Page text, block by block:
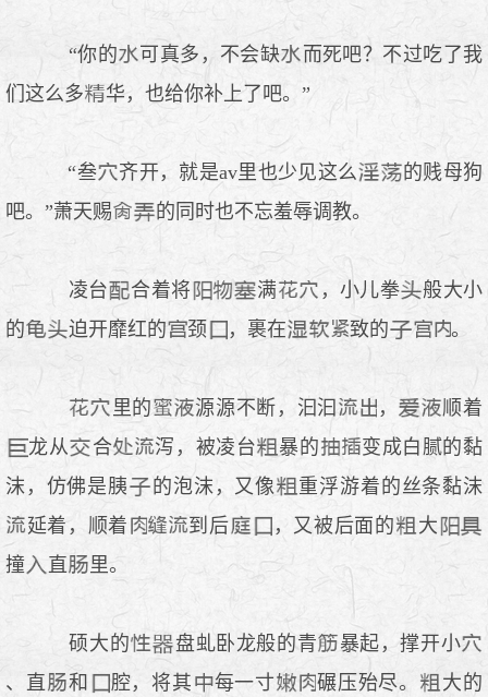
“你的 可真多，不会缺
而死吧？不过吃了我
们这么多
华，也给你补上了吧。”
“叁 齐开，就是av里也少见这么
的贱母狗
吧。”萧天赐
的同时也不忘羞辱调教。
凌台 合着将 满 ，小儿拳
般大小
的
迫开靡红的 颈 ，裹在 致的 。
里的 源源不断，汩汩 ，
顺着
龙从
合 泻，被凌台 暴的
变成白腻的黏
沫，仿佛是胰
的泡沫，又像
重浮游着的丝条黏沫
延着，顺着
到后 ，又被后面的
大
撞
直 里。
硕大的 盘虬卧龙般的青
暴起，撑开小
、直
和 腔，将其 每一寸 碾压殆尽。
大的